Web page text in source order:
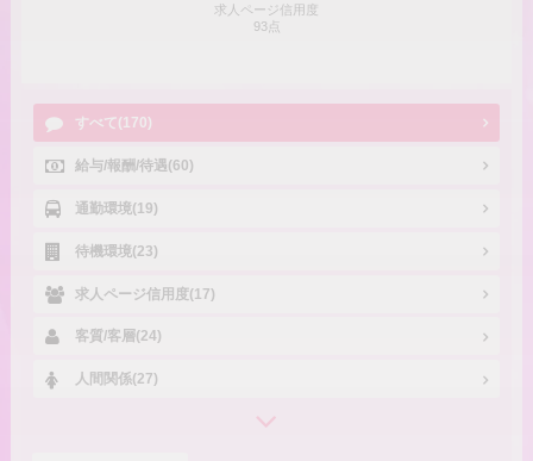
求人ページ信用度
93点
すべて(170)
給与/報酬/待遇(60)
通勤環境(19)
待機環境(23)
求人ページ信用度(17)
客質/客層(24)
人間関係(27)